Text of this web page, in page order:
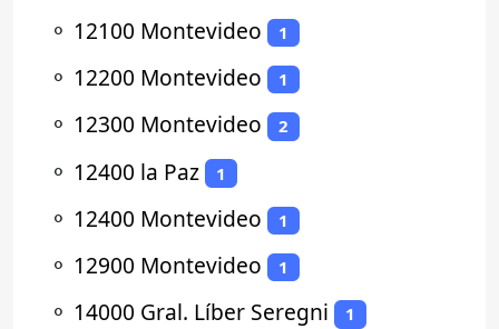
⚬ 12100 Montevideo 1
⚬ 12200 Montevideo 1
⚬ 12300 Montevideo 2
⚬ 12400 la Paz 1
⚬ 12400 Montevideo 1
⚬ 12900 Montevideo 1
⚬ 14000 Gral. Líber Seregni 1